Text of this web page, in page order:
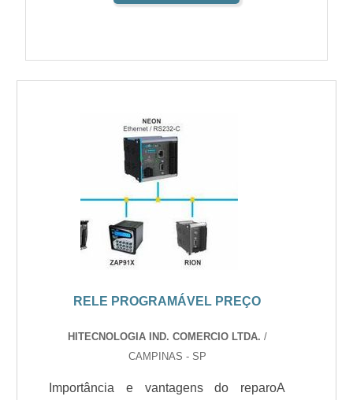
RELE PROGRAMÁVEL PREÇO
HITECNOLOGIA IND. COMERCIO LTDA. /
CAMPINAS - SP
Importância e vantagens do reparoA